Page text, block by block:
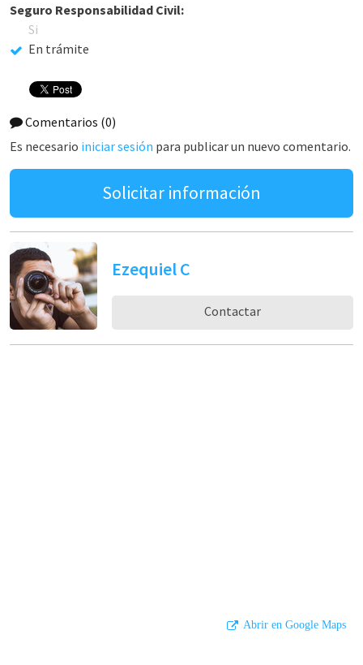
Seguro Responsabilidad Civil:
Si
En trámite
Comentarios (0)
Es necesario iniciar sesión para publicar un nuevo comentario.
Solicitar información
Ezequiel C
Contactar
Abrir en Google Maps